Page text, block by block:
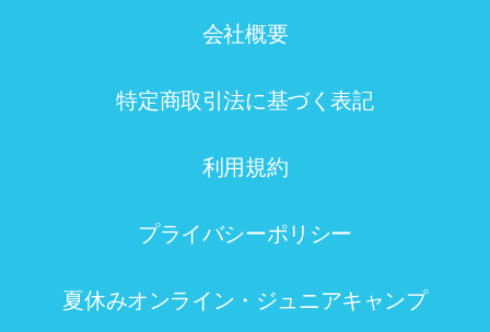
会社概要
特定商取引法に基づく表記
利用規約
プライバシーポリシー
夏休みオンライン・ジュニアキャンプ